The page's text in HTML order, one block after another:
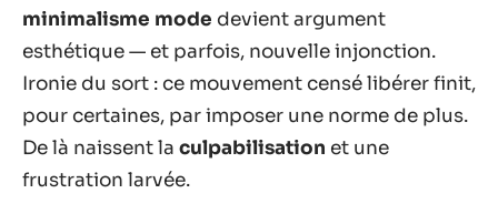
minimalisme mode devient argument
esthétique — et parfois, nouvelle injonction.
Ironie du sort : ce mouvement censé libérer finit,
pour certaines, par imposer une norme de plus.
De là naissent la culpabilisation et une
frustration larvée.